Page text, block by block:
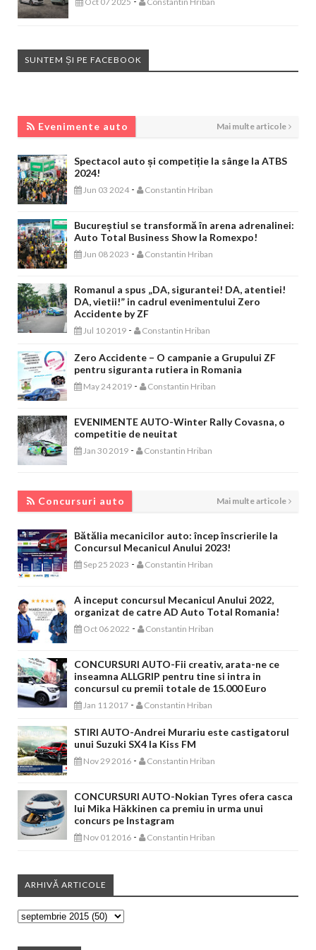
SUNTEM ȘI PE FACEBOOK
Evenimente auto Mai multe articole
Spectacol auto și competiție la sânge la ATBS
2024!
Jun 03 2024 - Constantin Hriban
Bucureștiul se transformă în arena adrenalinei:
Auto Total Business Show la Romexpo!
Jun 08 2023 - Constantin Hriban
Romanul a spus „DA, sigurantei! DA, atentiei!
DA, vietii!” in cadrul evenimentului Zero
Accidente by ZF
Jul 10 2019 - Constantin Hriban
Zero Accidente – O campanie a Grupului ZF
pentru siguranta rutiera in Romania
May 24 2019 - Constantin Hriban
EVENIMENTE AUTO-Winter Rally Covasna, o
competitie de neuitat
Jan 30 2019 - Constantin Hriban
Concursuri auto Mai multe articole
Bătălia mecanicilor auto: încep înscrierile la
Concursul Mecanicul Anului 2023!
Sep 25 2023 - Constantin Hriban
A inceput concursul Mecanicul Anului 2022,
organizat de catre AD Auto Total Romania!
Oct 06 2022 - Constantin Hriban
CONCURSURI AUTO-Fii creativ, arata-ne ce
inseamna ALLGRIP pentru tine si intra in
concursul cu premii totale de 15.000 Euro
Jan 11 2017 - Constantin Hriban
STIRI AUTO-Andrei Murariu este castigatorul
unui Suzuki SX4 la Kiss FM
Nov 29 2016 - Constantin Hriban
CONCURSURI AUTO-Nokian Tyres ofera casca
lui Mika Häkkinen ca premiu in urma unui
concurs pe Instagram
Nov 01 2016 - Constantin Hriban
ARHIVĂ ARTICOLE